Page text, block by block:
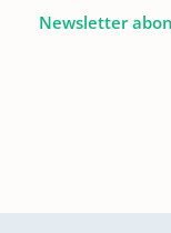
Newsletter